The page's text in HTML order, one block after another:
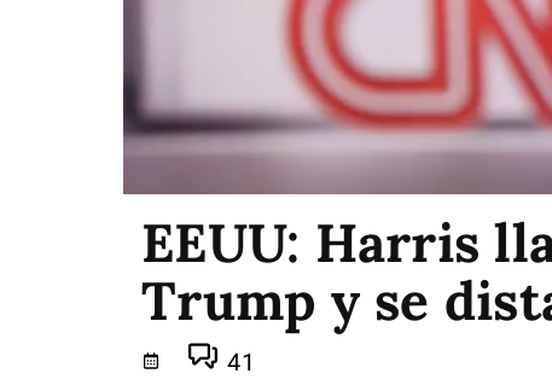
EEUU: Harris
Trump y se
41